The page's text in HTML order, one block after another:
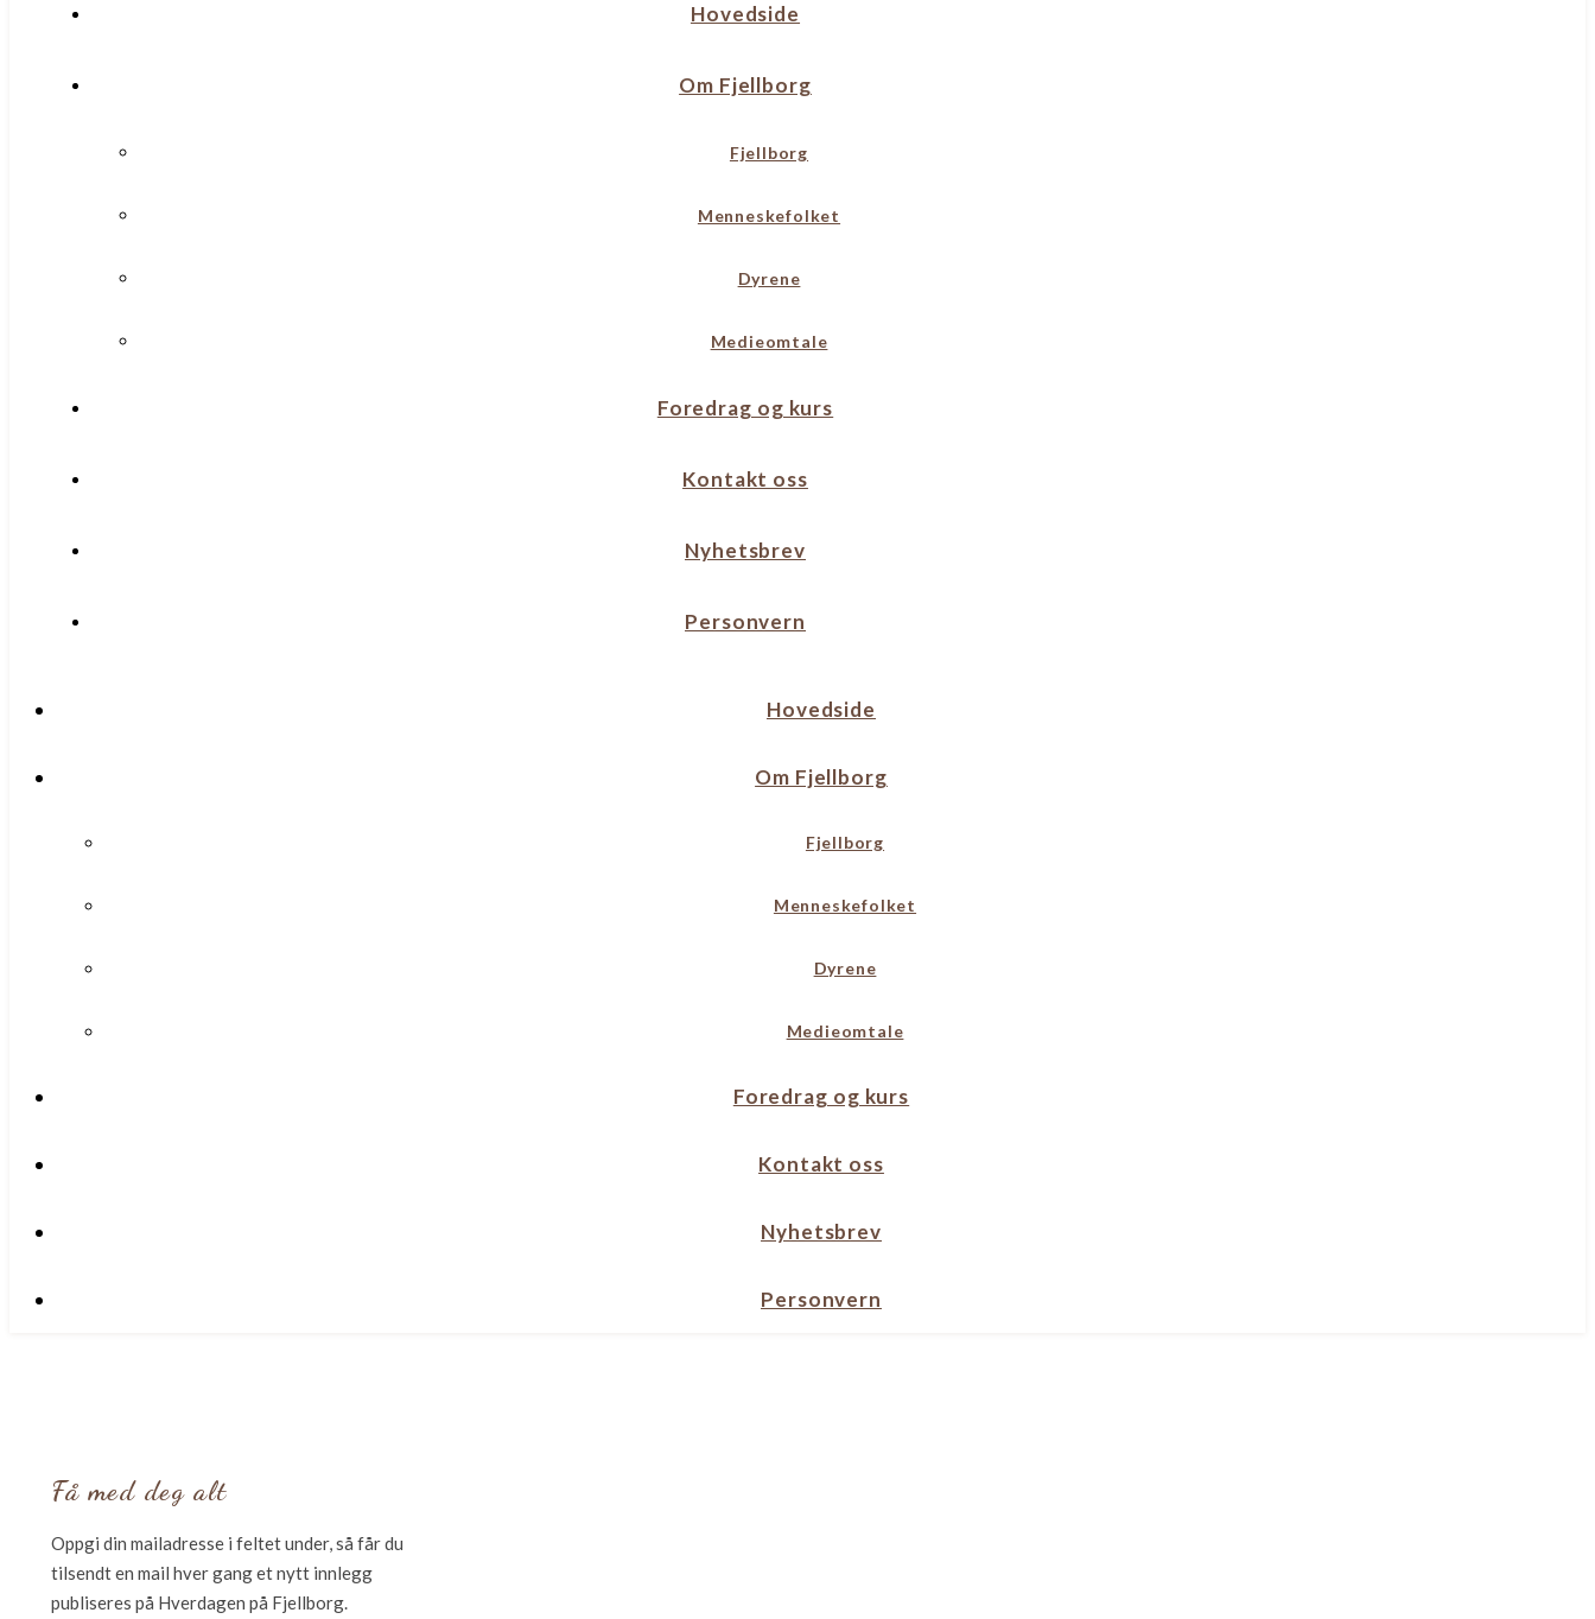
Hovedside
Om Fjellborg
Fjellborg
Menneskefolket
Dyrene
Medieomtale
Foredrag og kurs
Kontakt oss
Nyhetsbrev
Personvern
Hovedside
Om Fjellborg
Fjellborg
Menneskefolket
Dyrene
Medieomtale
Foredrag og kurs
Kontakt oss
Nyhetsbrev
Personvern
Få med deg alt
Oppgi din mailadresse i feltet under, så får du
tilsendt en mail hver gang et nytt innlegg
publiseres på Hverdagen på Fjellborg.